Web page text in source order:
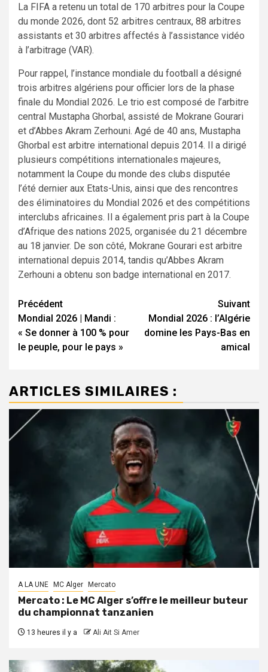
La FIFA a retenu un total de 170 arbitres pour la Coupe
du monde 2026, dont 52 arbitres centraux, 88 arbitres
assistants et 30 arbitres affectés à l’assistance vidéo
à l’arbitrage (VAR).
Pour rappel, l’instance mondiale du football a désigné
trois arbitres algériens pour officier lors de la phase
finale du Mondial 2026. Le trio est composé de l’arbitre
central Mustapha Ghorbal, assisté de Mokrane Gourari
et d’Abbes Akram Zerhouni. Agé de 40 ans, Mustapha
Ghorbal est arbitre international depuis 2014. Il a dirigé
plusieurs compétitions internationales majeures,
notamment la Coupe du monde des clubs disputée
l’été dernier aux Etats-Unis, ainsi que des rencontres
des éliminatoires du Mondial 2026 et des compétitions
interclubs africaines. Il a également pris part à la Coupe
d’Afrique des nations 2025, organisée du 21 décembre
au 18 janvier. De son côté, Mokrane Gourari est arbitre
international depuis 2014, tandis qu’Abbes Akram
Zerhouni a obtenu son badge international en 2017.
Navigation
d’article
Précédent
Mondial 2026 | Mandi :
« Se donner à 100 % pour
le peuple, pour le pays »
Suivant
Mondial 2026 : l’Algérie
domine les Pays-Bas en
amical
ARTICLES SIMILAIRES :
A LA UNE MC Alger Mercato
Mercato : Le MC Alger s’offre le meilleur buteur
du championnat tanzanien
13 heures il y a Ali Ait Si Amer